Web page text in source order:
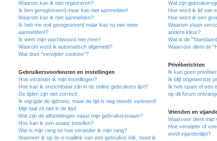
Waarom kan ik niet registreren?
Ik ben geregistreerd maar kan niet aanmelden!
Waarom kan ik niet aanmelden?
Ik heb me ooit geregistreerd maar kan nu niet meer
aanmelden!?
Ik weet mijn wachtwoord niet meer!
Waarom word ik automatisch afgemeld?
Wat doet "verwijder cookies"?
Gebruikersvoorkeuren en instellingen
Hoe verander ik mijn instellingen?
Hoe kan ik onzichtbaar zijn in de online gebruikers lijst?
De tijden zijn niet correct!
Ik wijzigde de tijdzone, maar de tijd is nog steeds verkeerd!
Mijn taal zit niet in de lijst!
Wat zijn de afbeeldingen naast mijn gebruikersnaam?
Hoe kan ik een avatar instellen?
Wat is mijn rang en hoe verander ik mijn rang?
Wanneer ik op de e-maillink van een gebruiker klik, moet ik
Wat zijn
Hoe word ik lid van
Hoe word ik een
Waarom staan
andere kleur?
Wat is de
Waarvoor dient de
Privéberichten
Ik kan geen
Ik blijf ongewenste
Ik heb spam of een
op dit forum
Vrienden en
Waarvoor dient mijn
Hoe verwijder of
en/of vijandenlijst?